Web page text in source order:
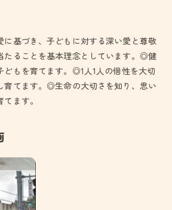
に基づき、子どもに対する深い愛と尊敬
たることを基本理念としています。◎健
どもを育てます。◎1人1人の個性を大切
育てます。◎生命の大切さを知り、思い
ます。